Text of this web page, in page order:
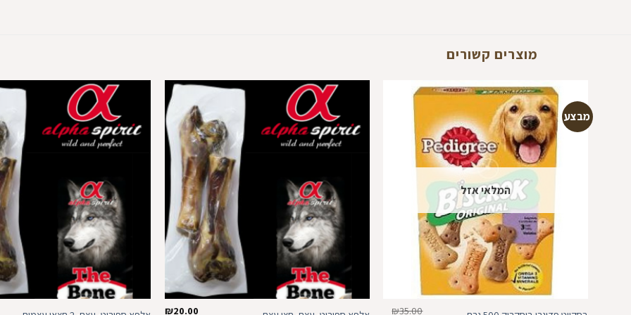
מוצרים קשורים
מבצע
המלאי אזל
₪35.00
הוספה
למועדפים
₪20.00